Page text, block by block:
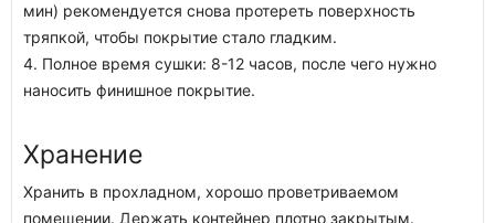
мин) рекомендуется снова протереть поверхность
тряпкой, чтобы покрытие стало гладким.
4. Полное время сушки: 8-12 часов, после чего нужно
наносить финишное покрытие.
Хранение
Хранить в прохладном, хорошо проветриваемом
помещении. Держать контейнер плотно закрытым.